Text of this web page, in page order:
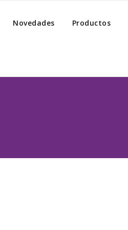
Novedades Productos